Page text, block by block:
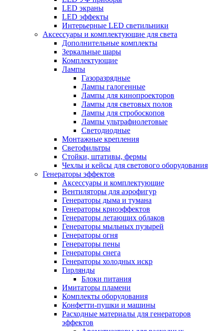
LED экраны
LED эффекты
Интерьерные LED светильники
Аксессуары и комплектующие для света
Дополнительные комплекты
Зеркальные шары
Комплектующие
Лампы
Газоразрядные
Лампы галогенные
Лампы для кинопроекторов
Лампы для световых полов
Лампы для стробоскопов
Лампы ультрафиолетовые
Светодиодные
Монтажные крепления
Светофильтры
Стойки, штативы, фермы
Чехлы и кейсы для светового оборудования
Генераторы эффектов
Аксессуары и комплектующие
Вентиляторы для аэрофигур
Генераторы дыма и тумана
Генераторы криоэффектов
Генераторы летающих облаков
Генераторы мыльных пузырей
Генераторы огня
Генераторы пены
Генераторы снега
Генераторы холодных искр
Гирлянды
Блоки питания
Имитаторы пламени
Комплекты оборудования
Конфетти-пушки и машины
Расходные материалы для генераторов
эффектов